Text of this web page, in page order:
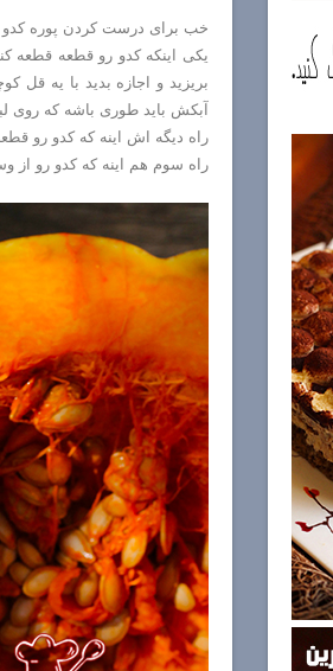
خب برای درست کردن پوره کدو
یکی اینکه کدو رو قطعه قطعه
بریزید و اجازه بدید با یه قل
آبکش باید طوری باشه که روی
راه دیگه اش اینه که کدو رو
راه سوم هم اینه که کدو رو از